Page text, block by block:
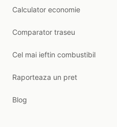
Calculator economie
Comparator traseu
Cel mai ieftin combustibil
Raporteaza un pret
Blog